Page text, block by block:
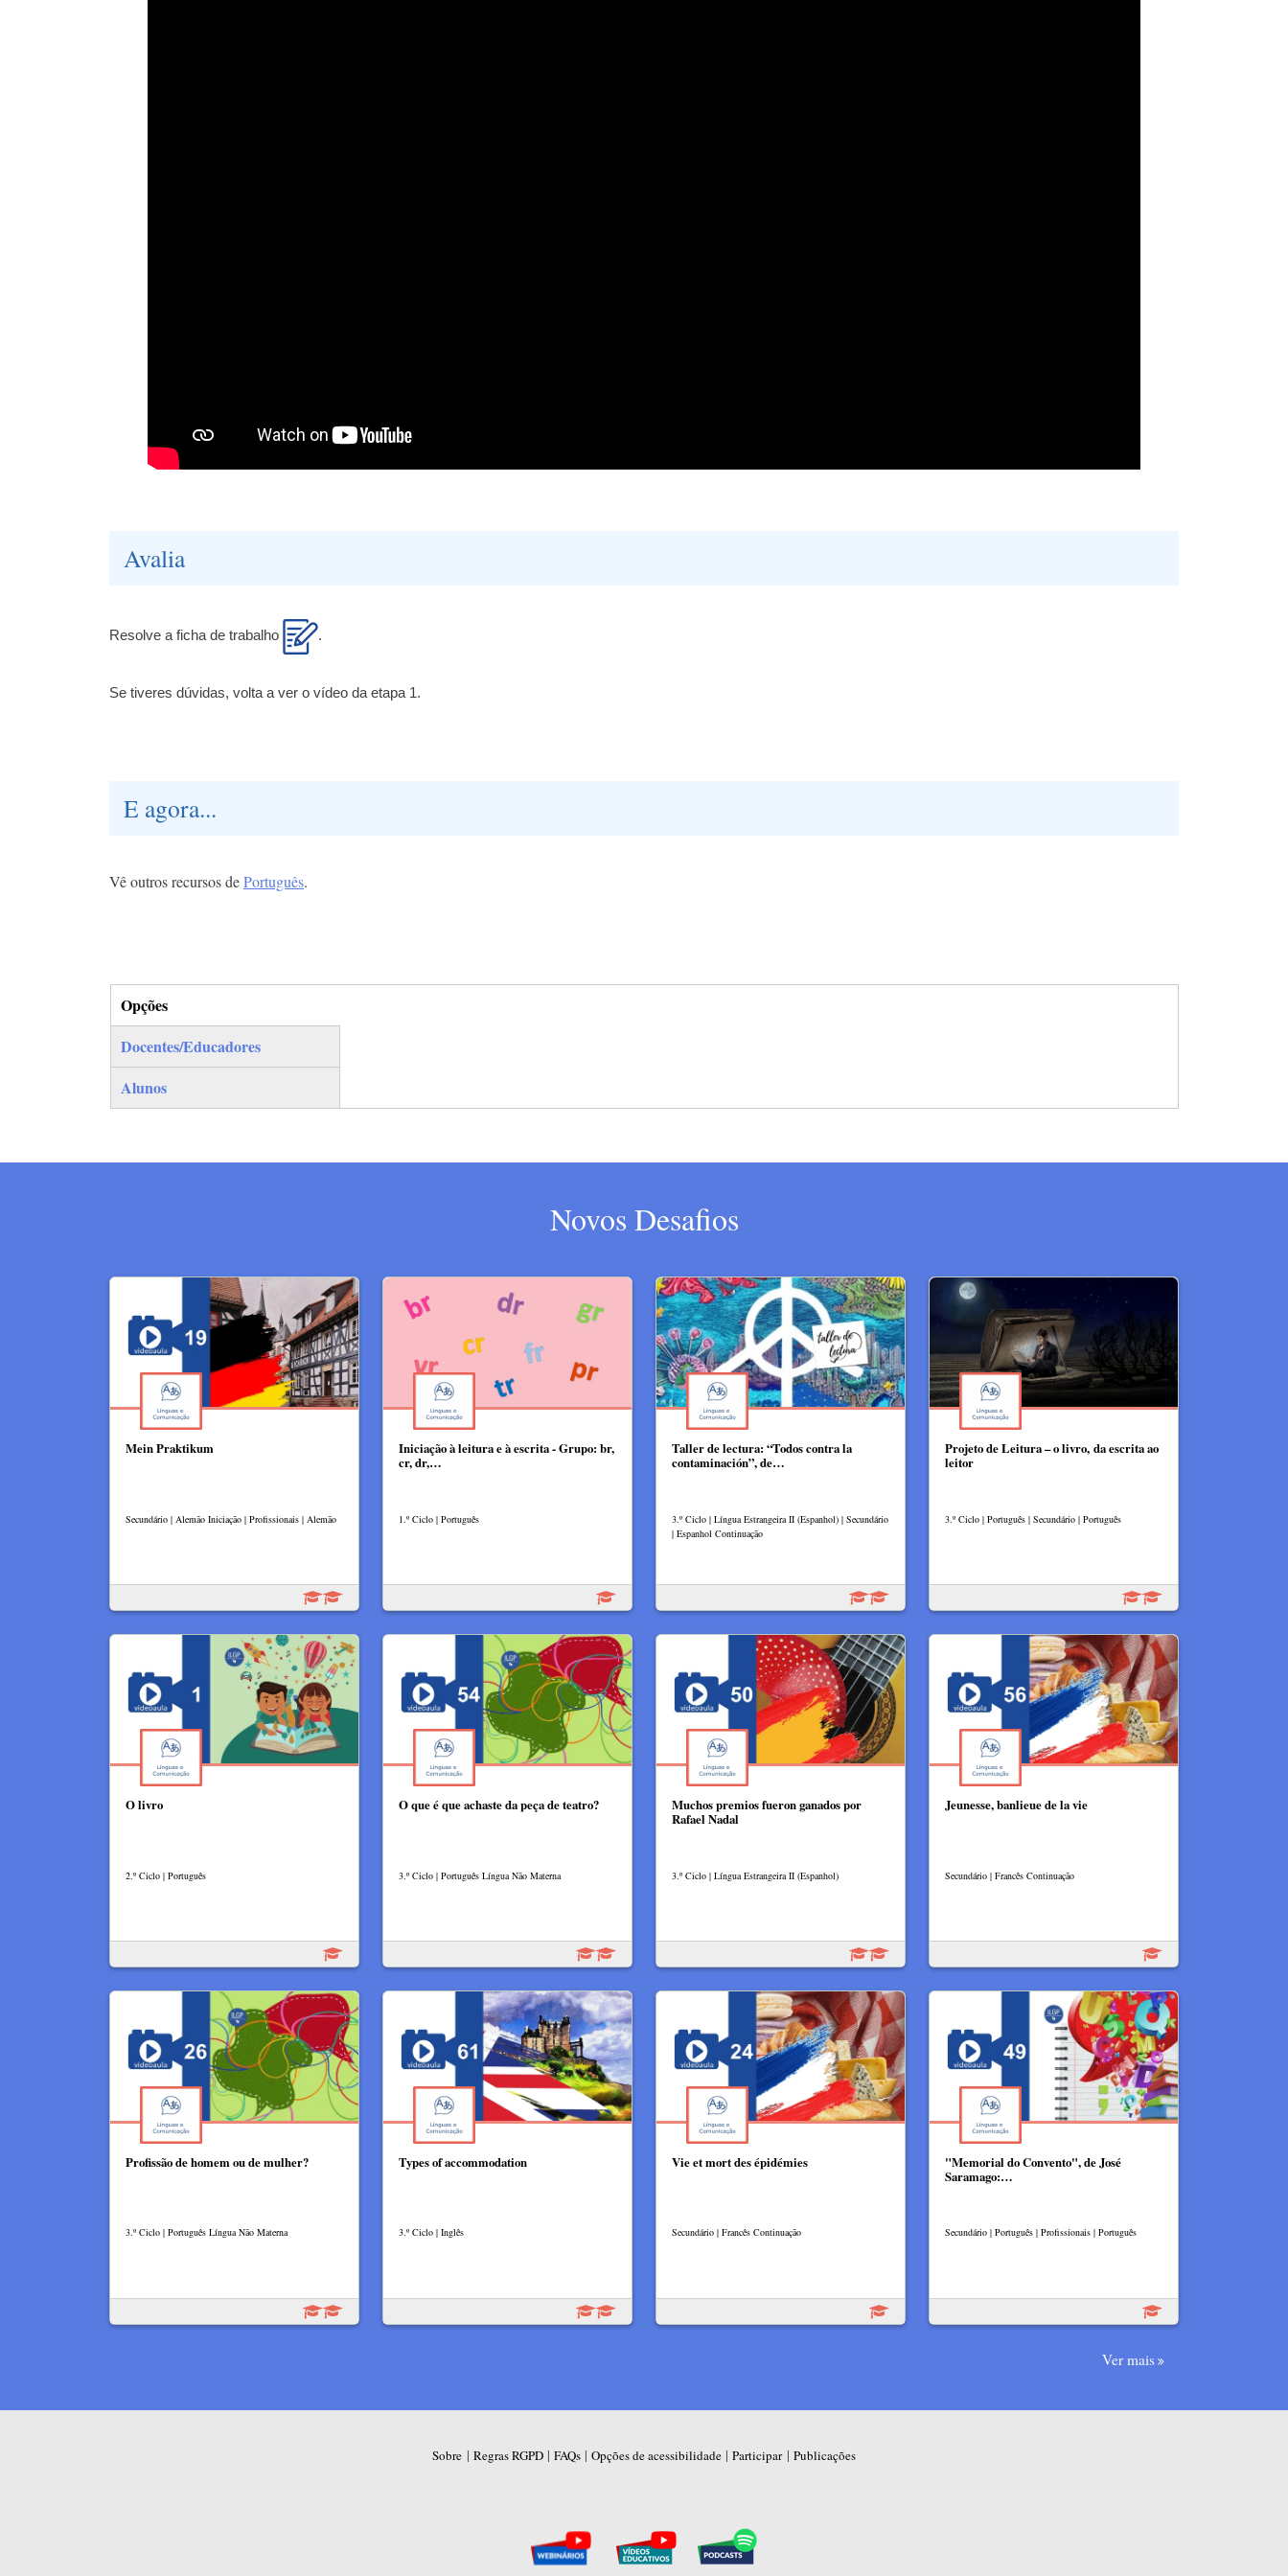
Avalia
Resolve a ficha de trabalho .
Se tiveres dúvidas, volta a ver o vídeo da etapa 1.
E agora...
Vê outros recursos dePortuguês.
Opções
(separador ativo)
Docentes/Educadores
Alunos
Novos Desafios
Mein Praktikum
Secundário | Alemão Iniciação | Profissionais | Alemão
Iniciação à leitura e à escrita - Grupo: br,
cr, dr,…
1.º Ciclo | Português
Taller de lectura: “Todos contra la
contaminación”, de…
3.º Ciclo | Língua Estrangeira II (Espanhol) | Secundário
| Espanhol Continuação
Projeto de Leitura – o livro, da escrita ao
leitor
3.º Ciclo | Português | Secundário | Português
O livro
2.º Ciclo | Português
O que é que achaste da peça de teatro?
3.º Ciclo | Português Língua Não Materna
Muchos premios fueron ganados por
Rafael Nadal
3.º Ciclo | Língua Estrangeira II (Espanhol)
Jeunesse, banlieue de la vie
Secundário | Francês Continuação
Profissão de homem ou de mulher?
3.º Ciclo | Português Língua Não Materna
Types of accommodation
3.º Ciclo | Inglês
Vie et mort des épidémies
Secundário | Francês Continuação
"Memorial do Convento", de José
Saramago:…
Secundário | Português | Profissionais | Português
Ver mais
Sobre | Regras RGPD | FAQs | Opções de acessibilidade | Participar| Publicações